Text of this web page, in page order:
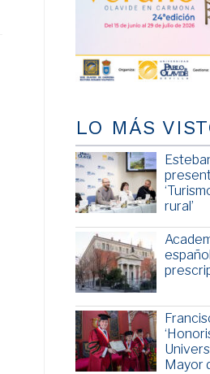
LO MÁS
rural’
Mayor